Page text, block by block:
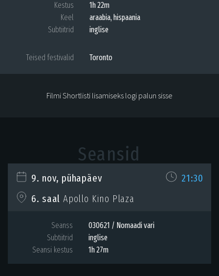
Kestus
1h 22m
Keel
araabia, hispaania
Subtiitrid
inglise
Teised festivalid Toronto
Filmi Shortlisti lisamiseks logi palun sisse
Seansid
9. nov, pühapäev
21:30
6. saal Apollo Kino Plaza
Seanss
030621 / Nomaadi vari
Subtiitrid
inglise
Seansi kestus
1h 27m